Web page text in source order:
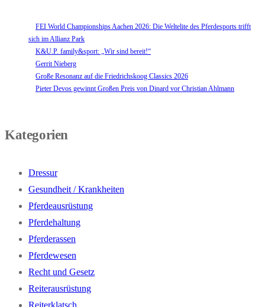
FEI World Championships Aachen 2026: Die Weltelite des Pferdesports trifft
sich im Allianz Park
K&U.P. family&sport: „Wir sind bereit!“
Gerrit Nieberg
Große Resonanz auf die Friedrichskoog Classics 2026
Pieter Devos gewinnt Großen Preis von Dinard vor Christian Ahlmann
Kategorien
Dressur
Gesundheit / Krankheiten
Pferdeausrüstung
Pferdehaltung
Pferderassen
Pferdewesen
Recht und Gesetz
Reiterausrüstung